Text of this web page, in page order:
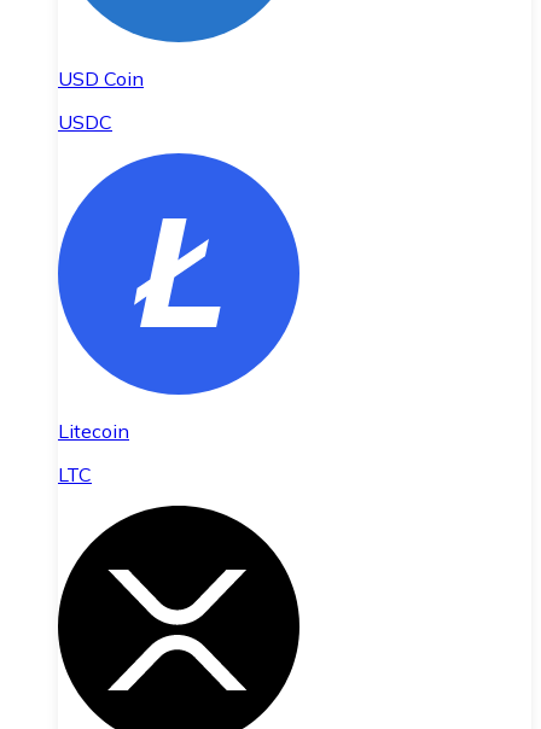
USD Coin
USDC
Litecoin
LTC